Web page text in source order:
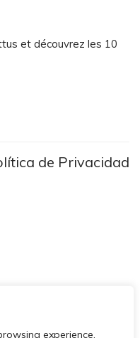
experience,
et découvrez les 10
de Privacidad